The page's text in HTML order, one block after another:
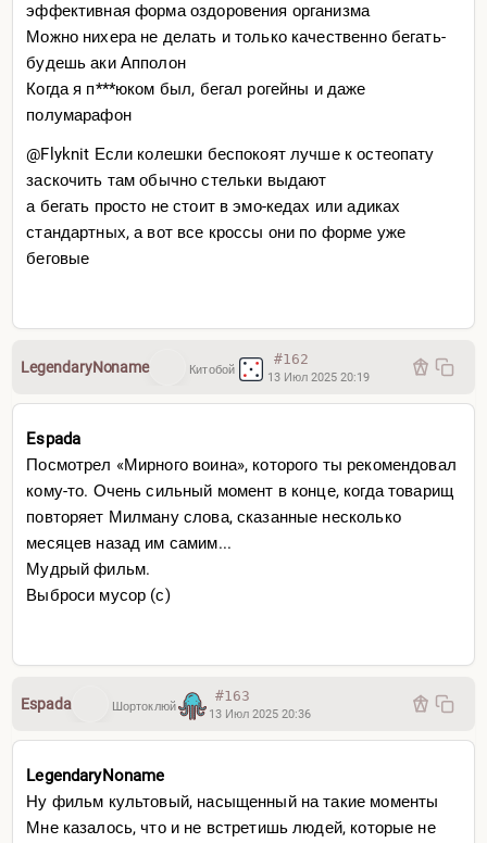
эффективная форма оздоровения организма
Можно нихера не делать и только качественно бегать-
будешь аки Апполон
Когда я п***юком был, бегал рогейны и даже
полумарафон
@Flyknit Если колешки беспокоят лучше к остеопату
заскочить там обычно стельки выдают
а бегать просто не стоит в эмо-кедах или адиках
стандартных, а вот все кроссы они по форме уже
беговые
LegendaryNoname Китобой
#162
13 Июл 2025 20:19
Espada
Посмотрел «Мирного воина», которого ты рекомендовал
кому-то. Очень сильный момент в конце, когда товарищ
повторяет Милману слова, сказанные несколько
месяцев назад им самим...
Мудрый фильм.
Выброси мусор (с)
Espada Шортоклюй
#163
13 Июл 2025 20:36
LegendaryNoname
Ну фильм культовый, насыщенный на такие моменты
Мне казалось, что и не встретишь людей, которые не